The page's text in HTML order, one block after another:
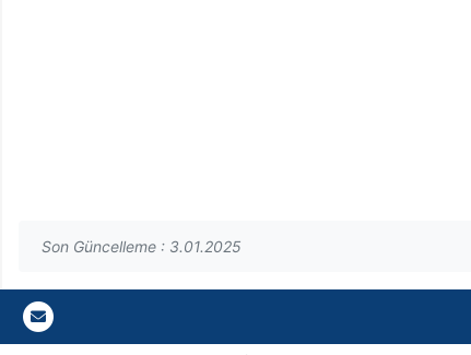
Son Güncelleme : 3.01.2025
Gazi E-Mail